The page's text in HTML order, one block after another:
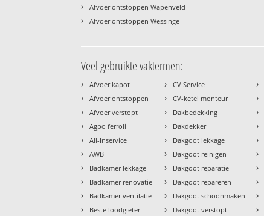
› Afvoer ontstoppen Wapenveld
› Afvoer ontstoppen Wessinge
Veel gebruikte vaktermen:
› Afvoer kapot
› Afvoer ontstoppen
› Afvoer verstopt
› Agpo ferroli
› All-Inservice
› AWB
› Badkamer lekkage
› Badkamer renovatie
› Badkamer ventilatie
› Beste loodgieter
› CV Service
› CV-ketel monteur
› Dakbedekking
› Dakdekker
› Dakgoot lekkage
› Dakgoot reinigen
› Dakgoot reparatie
› Dakgoot repareren
› Dakgoot schoonmaken
› Dakgoot verstopt
›
›
›
›
›
›
›
›
›
›